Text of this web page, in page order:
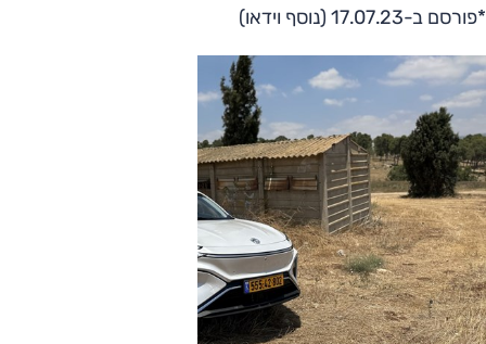
*פורסם ב-17.07.23 (נוסף וידאו)